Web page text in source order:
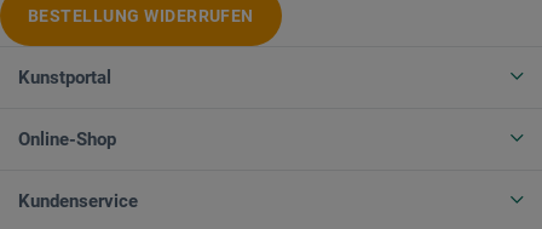
BESTELLUNG WIDERRUFEN
Kunstportal
Online-Shop
Kundenservice